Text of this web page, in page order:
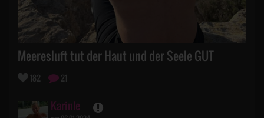
Meeresluft tut der Haut und der Seele GUT
182 21
Karinle